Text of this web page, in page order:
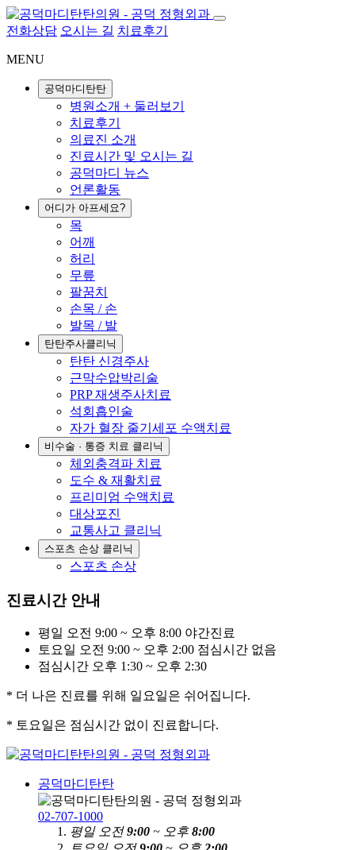
전화상담 오시는 길 치료후기
MENU
공덕마디탄탄
병원소개 + 둘러보기
치료후기
의료진 소개
진료시간 및 오시는 길
공덕마디 뉴스
언론활동
어디가 아프세요?
목
어깨
허리
무릎
팔꿈치
손목 / 손
발목 / 발
탄탄주사클리닉
탄탄 신경주사
근막수압박리술
PRP 재생주사치료
석회흡인술
자가 혈장 줄기세포 수액치료
비수술 · 통증 치료 클리닉
체외충격파 치료
도수 & 재활치료
프리미엄 수액치료
대상포진
교통사고 클리닉
스포츠 손상 클리닉
스포츠 손상
진료시간 안내
평일 오전 9:00 ~ 오후 8:00 야간진료
토요일 오전 9:00 ~ 오후 2:00 점심시간 없음
점심시간 오후 1:30 ~ 오후 2:30
* 더 나은 진료를 위해 일요일은 쉬어집니다.
* 토요일은 점심시간 없이 진료합니다.
공덕마디탄탄
02-707-1000
평일 오전9:00 ~ 오후8:00